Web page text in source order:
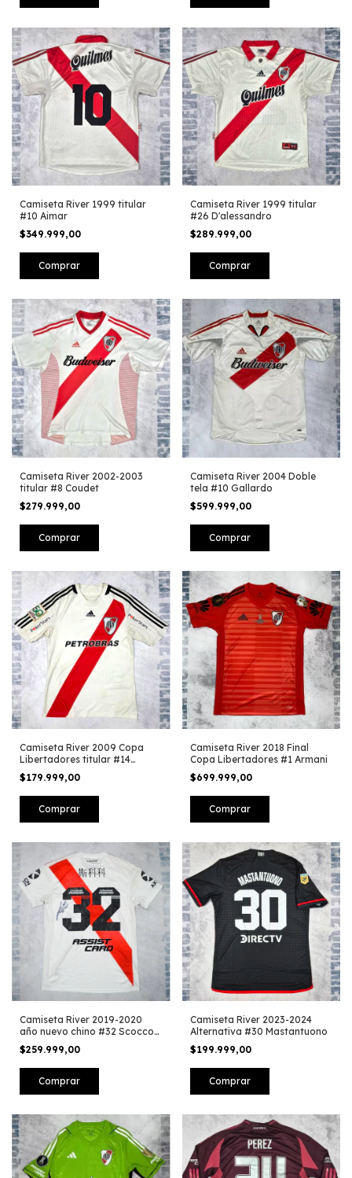
Camiseta River 1999 titular
#10 Aimar
$349.999,00
Comprar
Camiseta River 1999 titular
#26 D'alessandro
$289.999,00
Comprar
Camiseta River 2002-2003
titular #8 Coudet
$279.999,00
Comprar
Camiseta River 2004 Doble
tela #10 Gallardo
$599.999,00
Comprar
Camiseta River 2009 Copa
Libertadores titular #14
Fernandez
$179.999,00
Comprar
Camiseta River 2018 Final
Copa Libertadores #1 Armani
$699.999,00
Comprar
Camiseta River 2019-2020
año nuevo chino #32 Scocco
Firmada
$259.999,00
Comprar
Camiseta River 2023-2024
Alternativa #30 Mastantuono
$199.999,00
Comprar